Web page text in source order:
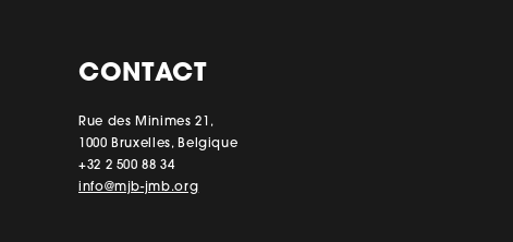
CONTACT
Rue des Minimes 21,
1000 Bruxelles, Belgique
+32 2 500 88 34
info@mjb-jmb.org